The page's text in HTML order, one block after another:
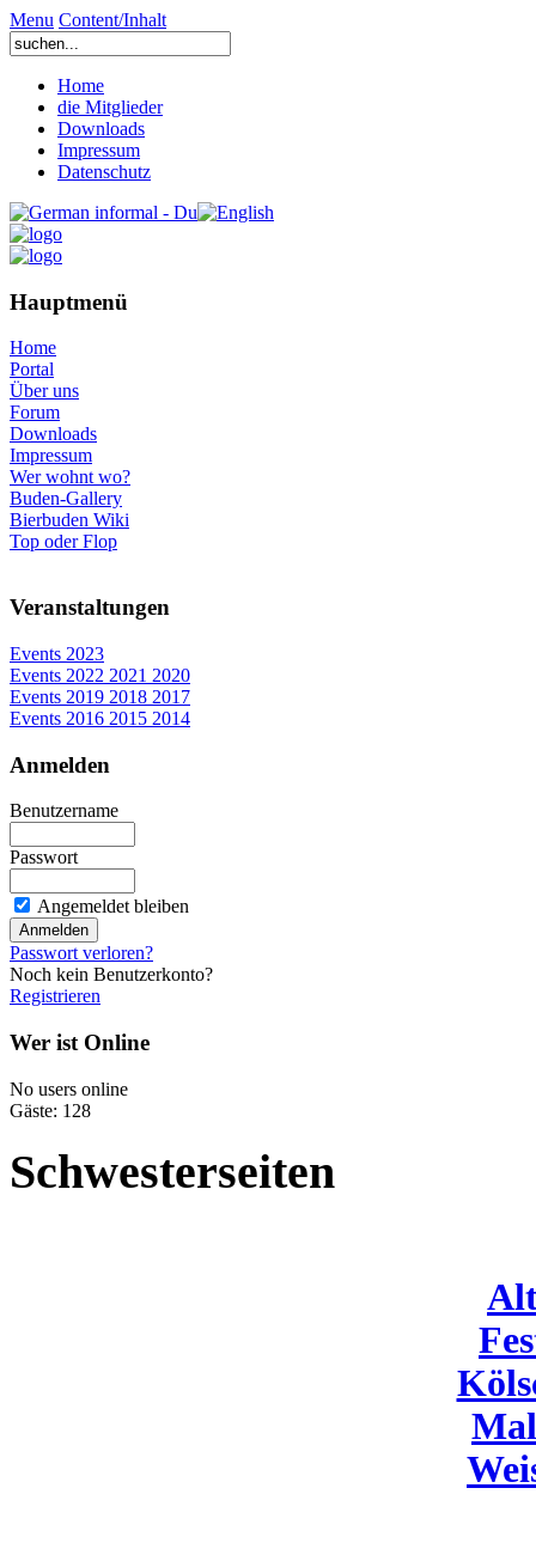
Menu Content/Inhalt
Home
die Mitglieder
Downloads
Impressum
Datenschutz
Hauptmenü
Home
Portal
Über uns
Forum
Downloads
Impressum
Wer wohnt wo?
Buden-Gallery
Bierbuden Wiki
Top oder Flop
Veranstaltungen
Events 2023
Events 2022 2021 2020
Events 2019 2018 2017
Events 2016 2015 2014
Anmelden
Benutzername
Passwort
Angemeldet bleiben
Passwort verloren?
Noch kein Benutzerkonto?
Registrieren
Wer ist Online
No users online
Gäste: 128
Schwesterseiten